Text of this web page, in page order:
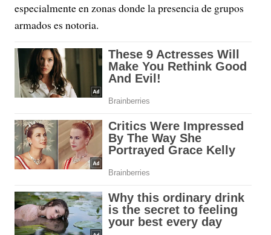
especialmente en zonas donde la presencia de grupos
armados es notoria.